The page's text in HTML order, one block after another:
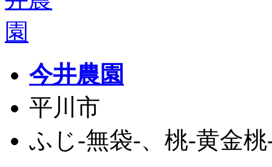
今井農園
平川市
ふじ-無袋-、桃-黄金